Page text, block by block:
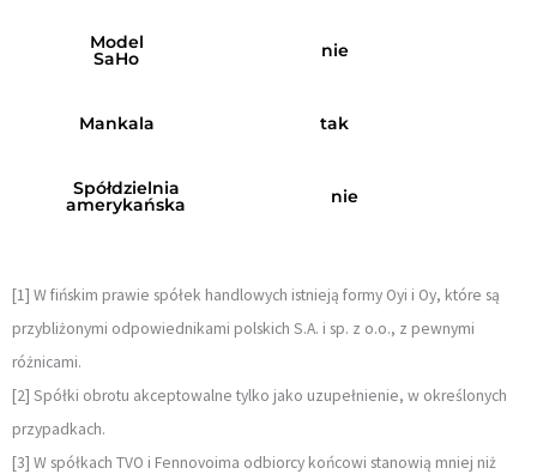
Model
SaHo nie
Mankala tak
Spółdzielnia
amerykańska nie
[1] W fińskim prawie spółek handlowych istnieją formy Oyi i Oy, które są
przybliżonymi odpowiednikami polskich S.A. i sp. z o.o., z pewnymi
różnicami.
[2] Spółki obrotu akceptowalne tylko jako uzupełnienie, w określonych
przypadkach.
[3] W spółkach TVO i Fennovoima odbiorcy końcowi stanowią mniej niż